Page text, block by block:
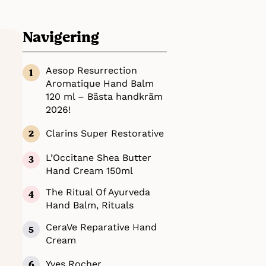
och lämnar
och
Navigering
Aesop Resurrection
Aromatique Hand Balm
120 ml – Bästa handkräm
2026!
Clarins Super Restorative
L’Occitane Shea Butter
Hand Cream 150ml
The Ritual Of Ayurveda
Hand Balm, Rituals
CeraVe Reparative Hand
Cream